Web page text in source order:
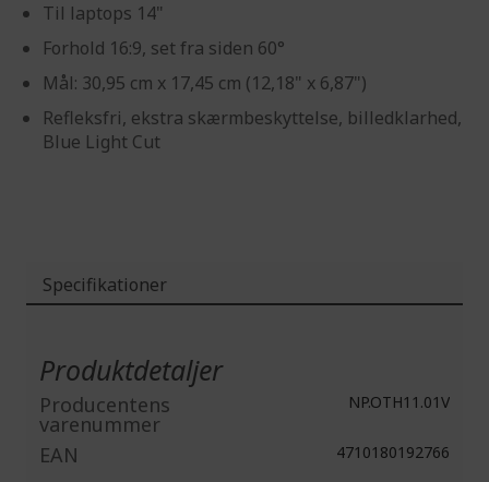
Til laptops 14"
Forhold 16:9, set fra siden 60°
Mål: 30,95 cm x 17,45 cm (12,18" x 6,87")
Refleksfri, ekstra skærmbeskyttelse, billedklarhed,
Blue Light Cut
Specifikationer
Produktdetaljer
Producentens
varenummer
NP.OTH11.01V
EAN 4710180192766